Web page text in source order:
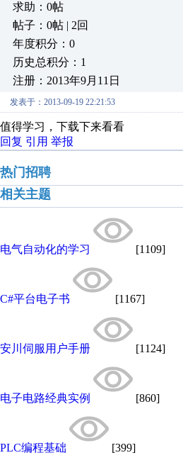
求助：0帖
帖子：0帖 | 2回
年度积分：0
历史总积分：1
注册：2013年9月11日
发表于：2013-09-19 22:21:53
值得学习，下载下来看看
回复 引用 举报
热门招聘
相关主题
电气自动化的学习 [1109]
C#平台电子书 [1167]
安川伺服用户手册​ [1124]
电子电路经典实例 [860]
PLC编程基础 [399]